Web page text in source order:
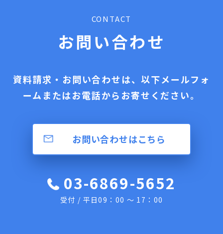
CONTACT
お問い合わせ
資料請求・お問い合わせは、以下メールフォ
ームまたはお電話からお寄せください。
お問い合わせはこちら
03-6869-5652
受付 / 平日09：00 ～ 17：00